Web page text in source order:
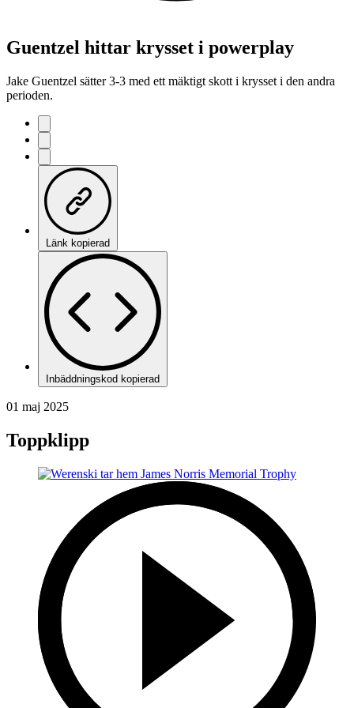
Guentzel hittar krysset i powerplay
Jake Guentzel sätter 3-3 med ett mäktigt skott i krysset i den andra
perioden.
Länk kopierad
Inbäddningskod kopierad
01 maj 2025
Toppklipp